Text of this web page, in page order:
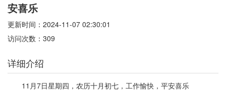
安喜乐
更新时间：2024-11-07 02:30:01
访问次数：309
详细介绍
11月7日星期四，农历十月初七，工作愉快，平安喜乐